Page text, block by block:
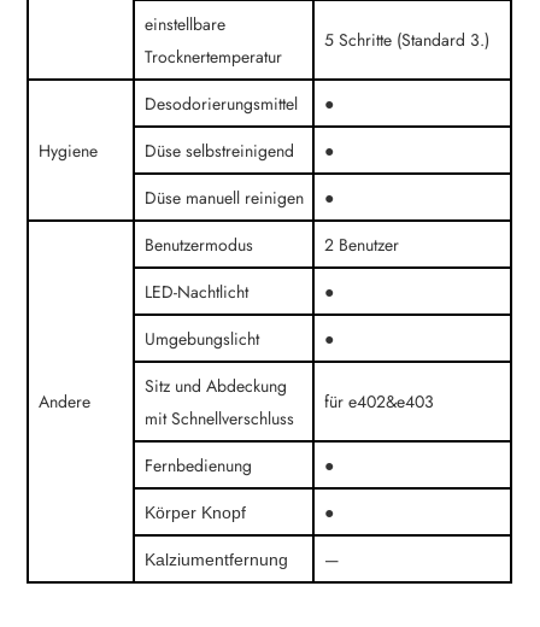
einstellbare
Trocknertemperatur
5 Schritte (Standard 3.)
Hygiene
Desodorierungsmittel
●
Düse selbstreinigend
●
Düse manuell reinigen
●
Andere
Benutzermodus
2 Benutzer
LED-Nachtlicht
●
Umgebungslicht
●
Sitz und Abdeckung
mit Schnellverschluss
für e402&e403
Fernbedienung ●
Körper Knopf ●
Kalziumentfernung —